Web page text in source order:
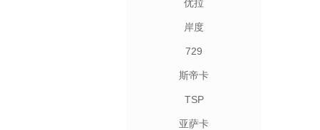
优拉
岸度
729
斯帝卡
TSP
亚萨卡